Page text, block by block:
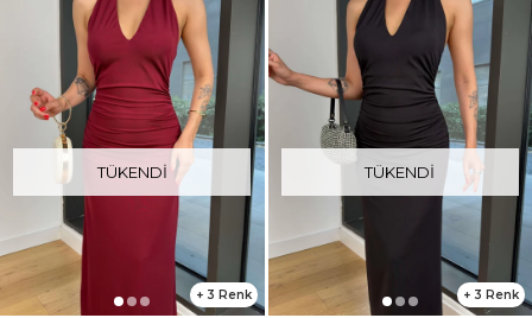
TÜKENDI
3
TÜKENDI
3